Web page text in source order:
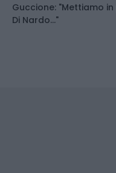
Guccione: "Mettiamo
Di Nardo..."